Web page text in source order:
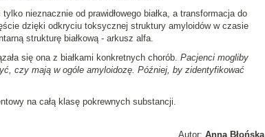
nieznacznie od prawidłowego białka, a transformacja do
dzięki odkryciu toksycznej struktury amyloidów w czasie
strukturę białkową - arkusz alfa.
się ona z białkami konkretnych chorób. Pacjenci mogliby
czy mają w ogóle amyloidozę. Później, by zidentyfikować
na całą klasę pokrewnych substancji.
Autor: Anna Błońska